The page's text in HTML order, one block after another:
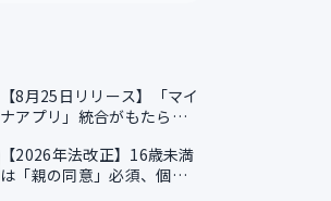
【8月25日リリース】「マイ
ナアプリ」統合がもたらす
【2026年法改正】16歳未満
は「親の同意」必須、個人